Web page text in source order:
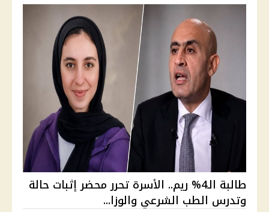
طالبة الـ4% ريم.. الأسرة تحرر محضر إثبات حالة
وتدرس الطب الشرعي والوزا...